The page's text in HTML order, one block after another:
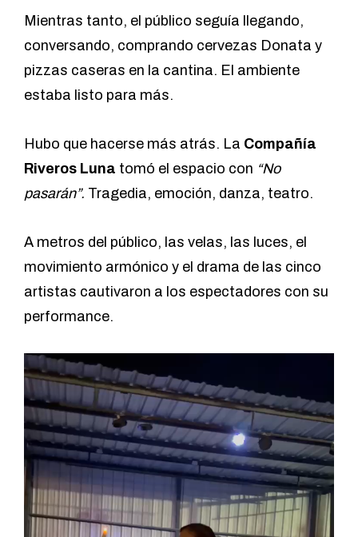
Mientras tanto, el público seguía llegando,
conversando, comprando cervezas Donata y
pizzas caseras en la cantina. El ambiente
estaba listo para más.
Hubo que hacerse más atrás. La Compañía
Riveros Luna tomó el espacio con “No
pasarán”. Tragedia, emoción, danza, teatro.
A metros del público, las velas, las luces, el
movimiento armónico y el drama de las cinco
artistas cautivaron a los espectadores con su
performance.